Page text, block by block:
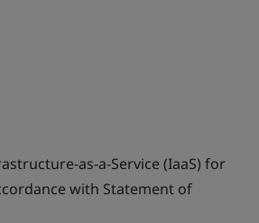
as-a-Service (IaaS) for
with Statement of